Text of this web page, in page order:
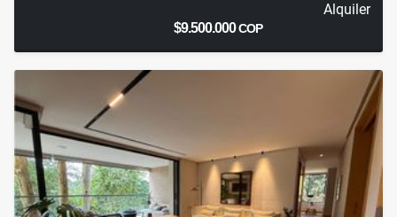
Alquiler
$9.500.000COP